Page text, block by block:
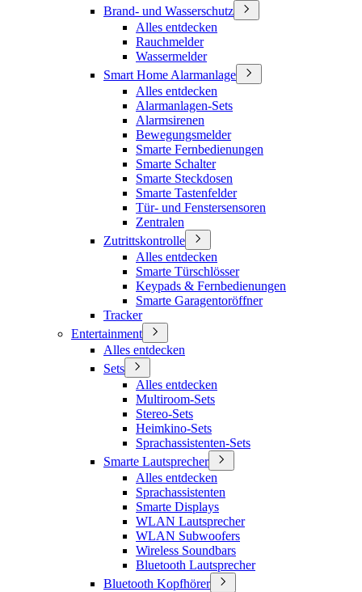
Brand- und Wasserschutz
Alles entdecken
Rauchmelder
Wassermelder
Smart Home Alarmanlage
Alles entdecken
Alarmanlagen-Sets
Alarmsirenen
Bewegungsmelder
Smarte Fernbedienungen
Smarte Schalter
Smarte Steckdosen
Smarte Tastenfelder
Tür- und Fenstersensoren
Zentralen
Zutrittskontrolle
Alles entdecken
Smarte Türschlösser
Keypads & Fernbedienungen
Smarte Garagentoröffner
Tracker
Entertainment
Alles entdecken
Sets
Alles entdecken
Multiroom-Sets
Stereo-Sets
Heimkino-Sets
Sprachassistenten-Sets
Smarte Lautsprecher
Alles entdecken
Sprachassistenten
Smarte Displays
WLAN Lautsprecher
WLAN Subwoofers
Wireless Soundbars
Bluetooth Lautsprecher
Bluetooth Kopfhörer